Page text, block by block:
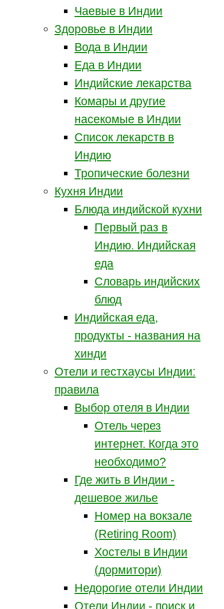
Чаевые в Индии
Здоровье в Индии
Вода в Индии
Еда в Индии
Индийские лекарства
Комары и другие
насекомые в Индии
Список лекарств в
Индию
Тропические болезни
Кухня Индии
Блюда индийской кухни
Первый раз в
Индию. Индийская
еда
Словарь индийских
блюд
Индийская еда,
продукты - названия на
хинди
Отели и гестхаусы Индии:
правила
Выбор отеля в Индии
Отель через
интернет. Когда это
необходимо?
Где жить в Индии -
дешевое жилье
Номер на вокзале
(Retiring Room)
Хостелы в Индии
(дормитори)
Недорогие отели Индии
Отели Индии - поиск и